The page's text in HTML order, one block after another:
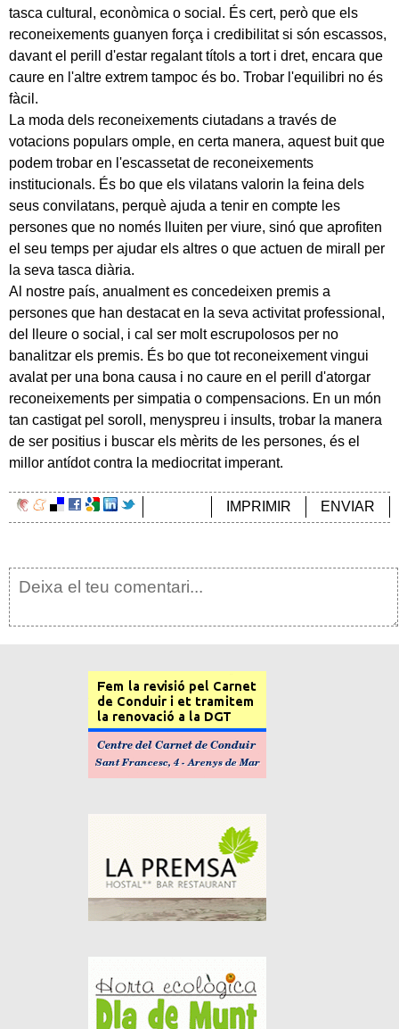
tasca cultural, econòmica o social. És cert, però que els
reconeixements guanyen força i credibilitat si són escassos,
davant el perill d'estar regalant títols a tort i dret, encara que
caure en l'altre extrem tampoc és bo. Trobar l'equilibri no és
fàcil.
La moda dels reconeixements ciutadans a través de
votacions populars omple, en certa manera, aquest buit que
podem trobar en l'escassetat de reconeixements
institucionals. És bo que els vilatans valorin la feina dels
seus convilatans, perquè ajuda a tenir en compte les
persones que no només lluiten per viure, sinó que aprofiten
el seu temps per ajudar els altres o que actuen de mirall per
la seva tasca diària.
Al nostre país, anualment es concedeixen premis a
persones que han destacat en la seva activitat professional,
del lleure o social, i cal ser molt escrupolosos per no
banalitzar els premis. És bo que tot reconeixement vingui
avalat per una bona causa i no caure en el perill d'atorgar
reconeixements per simpatia o compensacions. En un món
tan castigat pel soroll, menyspreu i insults, trobar la manera
de ser positius i buscar els mèrits de les persones, és el
millor antídot contra la mediocritat imperant.
ENVIAR
IMPRIMIR